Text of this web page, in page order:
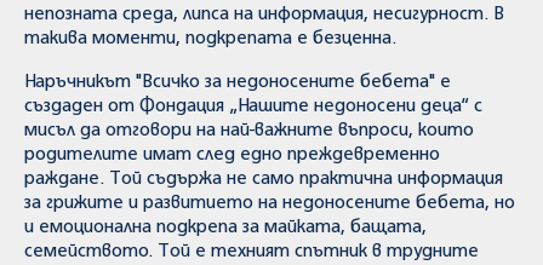
непозната среда, липса на информация, несигурност. В
такива моменти, подкрепата е безценна.
Наръчникът "Всичко за недоносените бебета" е
създаден от Фондация „Нашите недоносени деца“ с
мисъл да отговори на най-важните въпроси, които
родителите имат след едно преждевременно
раждане. Той съдържа не само практична информация
за грижите и развитието на недоносените бебета, но
и емоционална подкрепа за майката, бащата,
семейството. Той е техният спътник в трудните